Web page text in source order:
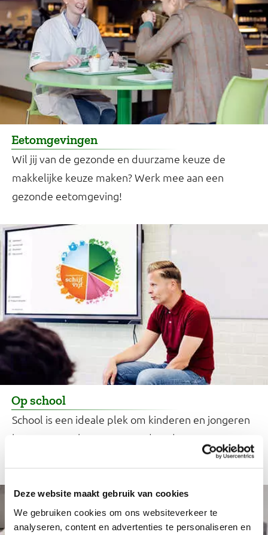
Deze website maakt gebruik van cookies
We gebruiken cookies om ons websiteverkeer te
analyseren, content en advertenties te personaliseren en
Eetomgevingen
Wil jij van de gezonde en duurzame keuze de
makkelijke keuze maken? Werk mee aan een
gezonde eetomgeving!
Op school
School is een ideale plek om kinderen en jongeren
bewust te maken van gezond en duurzaam eten.